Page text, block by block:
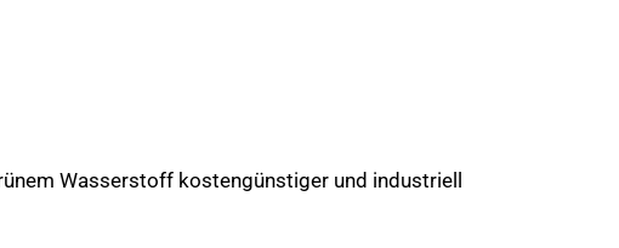
Wasserstoff kostengünstiger und industriell